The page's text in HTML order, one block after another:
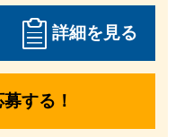
詳細を見る
する！